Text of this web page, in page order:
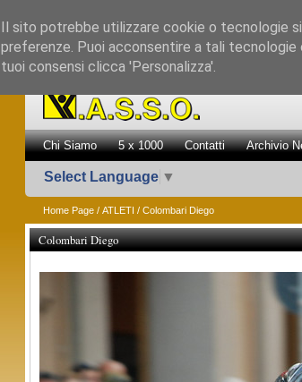
Chi Siamo 5 x 1000 Contatti Archivio
Select Language ▼
Home Page / ATLETI / Colombari Diego
Colombari Diego
Il sito potrebbe utilizzare cookie o tecnologie
preferenze. Puoi acconsentire a tali
tuoi consensi clicca 'Personalizza'.